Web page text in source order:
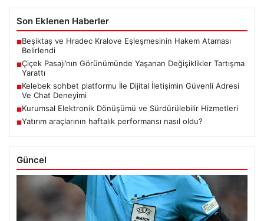
Son Eklenen Haberler
■Beşiktaş ve Hradec Kralove Eşleşmesinin Hakem Ataması
Belirlendi
■Çiçek Pasajı’nın Görünümünde Yaşanan Değişiklikler Tartışma
Yarattı
■Kelebek sohbet platformu İle Dijital İletişimin Güvenli Adresi
Ve Chat Deneyimi
■Kurumsal Elektronik Dönüşümü ve Sürdürülebilir Hizmetleri
■Yatırım araçlarının haftalık performansı nasıl oldu?
Güncel